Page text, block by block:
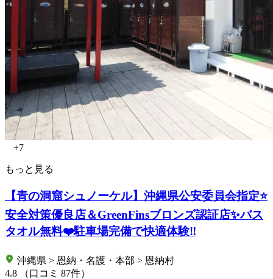
+7
もっと見る
【青の洞窟シュノーケル】沖縄県公安委員会指定⭐️
安全対策優良店＆GreenFinsブロンズ認証店✨バス
タオル無料❤️駐車場完備で快適体験‼️
沖縄県 > 恩納・名護・本部 > 恩納村
4.8
（口コミ 87件）